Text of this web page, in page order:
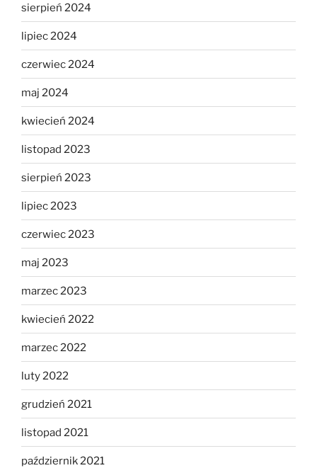
sierpień 2024
lipiec 2024
czerwiec 2024
maj 2024
kwiecień 2024
listopad 2023
sierpień 2023
lipiec 2023
czerwiec 2023
maj 2023
marzec 2023
kwiecień 2022
marzec 2022
luty 2022
grudzień 2021
listopad 2021
październik 2021